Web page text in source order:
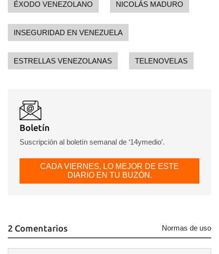
ÉXODO VENEZOLANO NICOLÁS MADURO
INSEGURIDAD EN VENEZUELA
ESTRELLAS VENEZOLANAS TELENOVELAS
Boletín
Suscripción al boletín semanal de ‘14ymedio’.
CADA VIERNES, LO MEJOR DE ESTE
DIARIO EN TU BUZÓN.
2 Comentarios Normas de uso